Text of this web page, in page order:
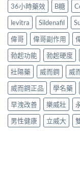
36小時藥效 B糖
levitra
Sildenafil
偉哥
偉哥副作用
勃起功能
勃起硬度
壯陽藥
威而鋼 威
威而鋼正品
學名藥
早洩改善
樂威壯
男性健康
立威大